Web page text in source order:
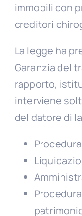
immobili con
creditori
La legge ha
Garanzia del
rapporto,
interviene
del datore di